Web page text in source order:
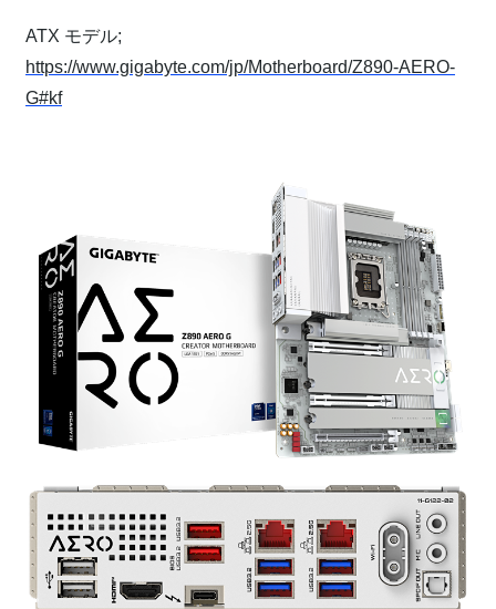
ATX モデル;
https://www.gigabyte.com/jp/Motherboard/Z890-AERO-
G#kf